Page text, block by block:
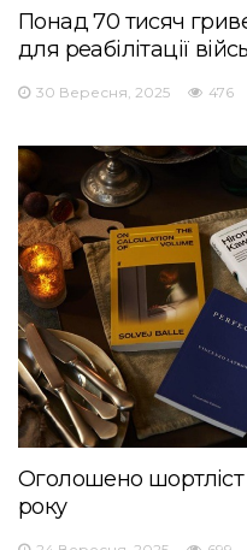
Понад 70 тисяч
для реабілітації
30 Вересня, 2025 476
Оголошено шортліст
року